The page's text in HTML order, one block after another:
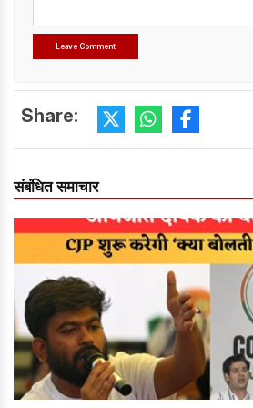
Share:
संबंधित समाचार